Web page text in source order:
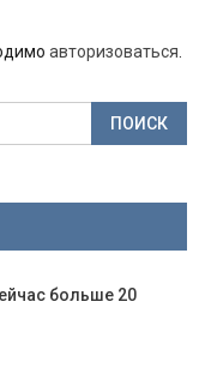
авторизоваться
больше 20